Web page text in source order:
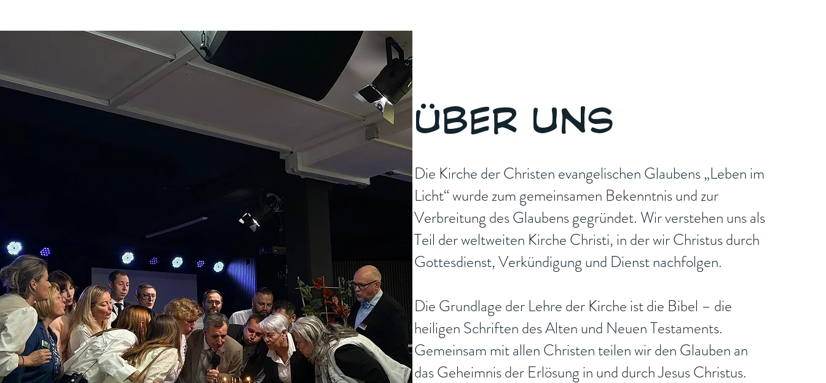
ÜBER UNS
Die Kirche der Christen evangelischen Glaubens „Leben im
Licht“ wurde zum gemeinsamen Bekenntnis und zur
Verbreitung des Glaubens gegründet. Wir verstehen uns als
Teil der weltweiten Kirche Christi, in der wir Christus durch
Gottesdienst, Verkündigung und Dienst nachfolgen.
Die Grundlage der Lehre der Kirche ist die Bibel – die
heiligen Schriften des Alten und Neuen Testaments.
Gemeinsam mit allen Christen teilen wir den Glauben an
das Geheimnis der Erlösung in und durch Jesus Christus.